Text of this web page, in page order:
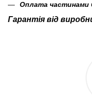
Оплата частинами
Гарантія від